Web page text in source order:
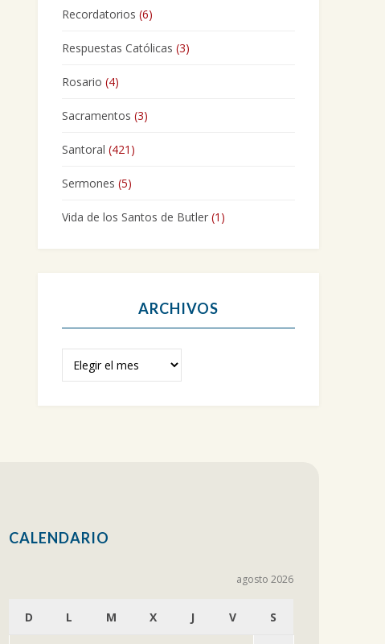
Recordatorios (6)
Respuestas Católicas (3)
Rosario (4)
Sacramentos (3)
Santoral (421)
Sermones (5)
Vida de los Santos de Butler (1)
ARCHIVOS
CALENDARIO
agosto 2026
D L M X J V S